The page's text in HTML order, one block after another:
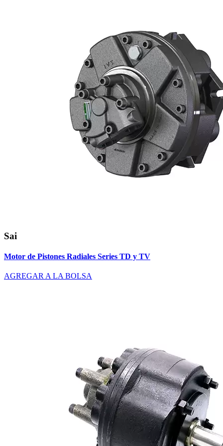
Sai
Motor de Pistones Radiales Series TD y TV
AGREGAR A LA BOLSA